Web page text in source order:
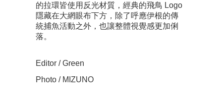
的拉環皆使用反光材質，經典的飛鳥 Logo
隱藏在大網眼布下方，除了呼應伊根的傳
統捕魚活動之外，也讓整體視覺感更加俐
落。
Editor / Green
Photo / MIZUNO